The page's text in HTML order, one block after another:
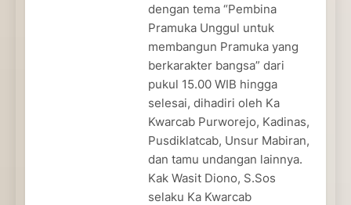
dengan tema “Pembina
Pramuka Unggul untuk
membangun Pramuka yang
berkarakter bangsa” dari
pukul 15.00 WIB hingga
selesai, dihadiri oleh Ka
Kwarcab Purworejo, Kadinas,
Pusdiklatcab, Unsur Mabiran,
dan tamu undangan lainnya.
Kak Wasit Diono, S.Sos
selaku Ka Kwarcab